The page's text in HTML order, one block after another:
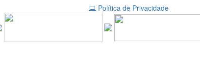
Política de Privacidade